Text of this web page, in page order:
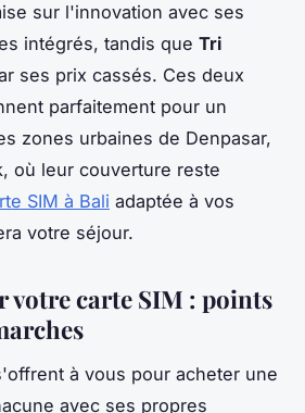
sur l'innovation avec ses
intégrés, tandis que Tri
ses prix cassés. Ces deux
parfaitement pour un
zones urbaines de Denpasar,
où leur couverture reste
SIM à Bali adaptée à vos
votre séjour.
votre carte SIM : points
à vous pour acheter une
avec ses propres